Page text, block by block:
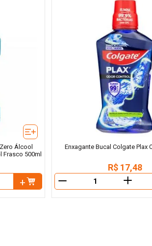
Álcool
Frasco 500ml
Enxagante Bucal Colgate Plax
R$ 17,48
＋